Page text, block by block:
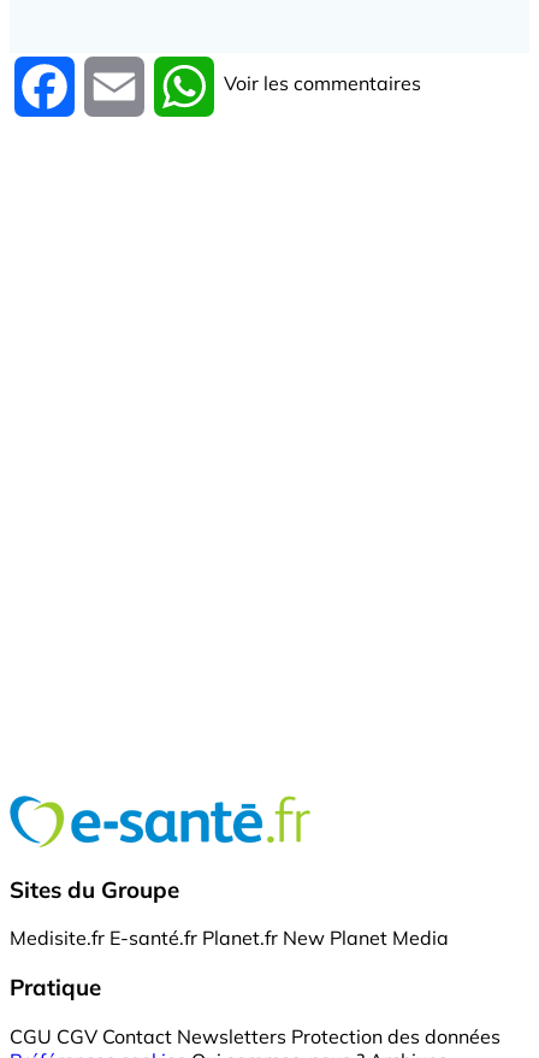
Facebook Email WhatsApp
Voir les commentaires
Sites du Groupe
Medisite.fr E-santé.fr Planet.fr New Planet Media
Pratique
CGU CGV Contact Newsletters Protection des données